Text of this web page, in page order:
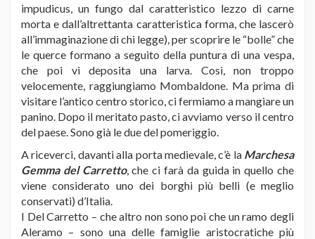
impudicus, un fungo dal caratteristico lezzo di carne
morta e dall’altrettanta caratteristica forma, che lascerò
all’immaginazione di chi legge), per scoprire le “bolle” che
le querce formano a seguito della puntura di una vespa,
che poi vi deposita una larva. Così, non troppo
velocemente, raggiungiamo Mombaldone. Ma prima di
visitare l’antico centro storico, ci fermiamo a mangiare un
panino. Dopo il meritato pasto, ci avviamo verso il centro
del paese. Sono già le due del pomeriggio.
A riceverci, davanti alla porta medievale, c’è la Marchesa
Gemma del Carretto, che ci farà da guida in quello che
viene considerato uno dei borghi più belli (e meglio
conservati) d’Italia.
I Del Carretto – che altro non sono poi che un ramo degli
Aleramo – sono una delle famiglie aristocratiche più